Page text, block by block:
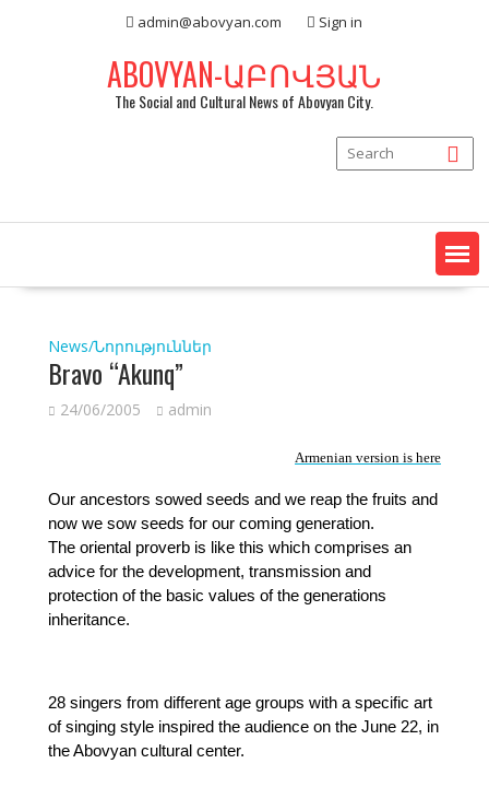
admin@abovyan.com Sign in
ABOVYAN-ԱԲՈՎՅԱՆ
The Social and Cultural News of Abovyan City.
News/Նորություններ
Bravo “Akunq”
24/06/2005 admin
Armenian version is here
Our ancestors sowed seeds and we reap the fruits and
now we sow seeds for our coming generation.
The oriental proverb is like this which comprises an
advice for the development, transmission and
protection of the basic values of the generations
inheritance.
28 singers from different age groups with a specific art
of singing style inspired the audience on the June 22, in
the Abovyan cultural center.